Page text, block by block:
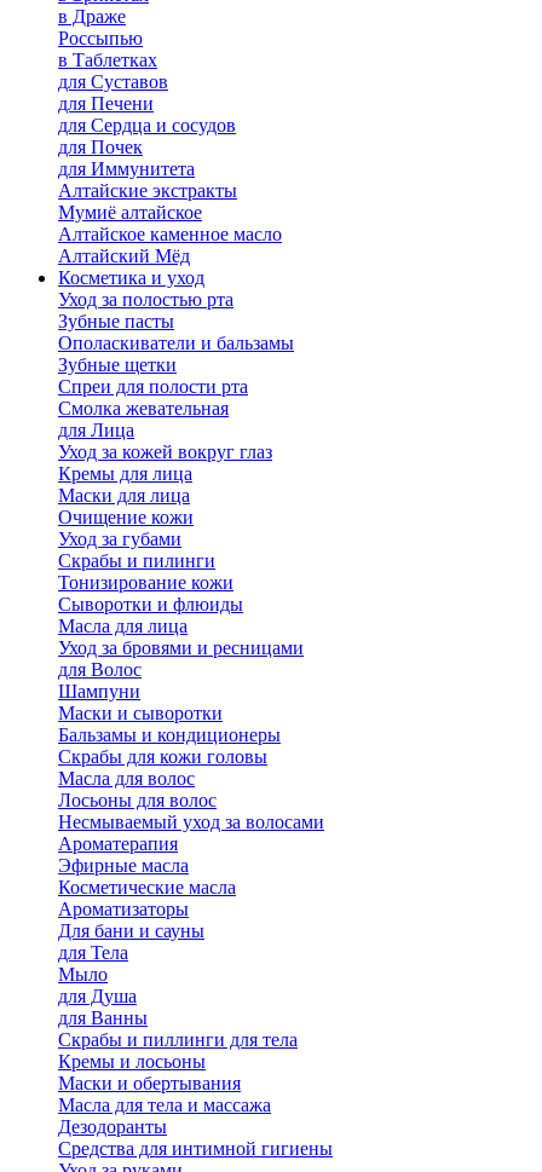
в Драже
Россыпью
в Таблетках
для Cуставов
для Печени
для Сердца и сосудов
для Почек
для Иммунитета
Алтайские экстракты
Мумиё алтайское
Алтайское каменное масло
Алтайский Мёд
Косметика и уход
Уход за полостью рта
Зубные пасты
Ополаскиватели и бальзамы
Зубные щетки
Спреи для полости рта
Смолка жевательная
для Лица
Уход за кожей вокруг глаз
Кремы для лица
Маски для лица
Очищение кожи
Уход за губами
Скрабы и пилинги
Тонизирование кожи
Сыворотки и флюиды
Масла для лица
Уход за бровями и ресницами
для Волос
Шампуни
Маски и сыворотки
Бальзамы и кондиционеры
Скрабы для кожи головы
Масла для волос
Лосьоны для волос
Несмываемый уход за волосами
Ароматерапия
Эфирные масла
Косметические масла
Ароматизаторы
Для бани и сауны
для Тела
Мыло
для Душа
для Ванны
Скрабы и пиллинги для тела
Кремы и лосьоны
Маски и обертывания
Масла для тела и массажа
Дезодоранты
Средства для интимной гигиены